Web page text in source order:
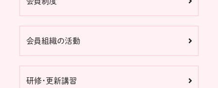
会員組織の活動
研修・更新講習